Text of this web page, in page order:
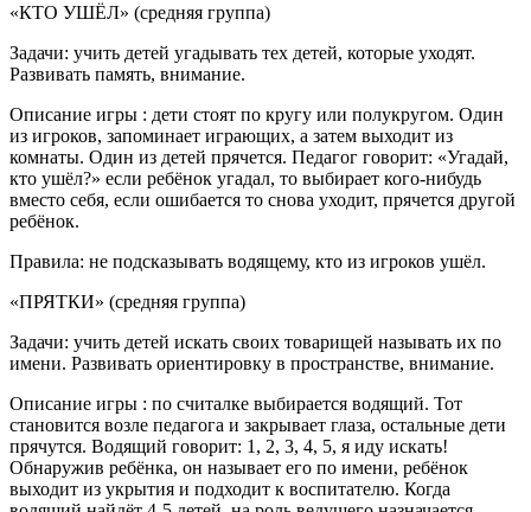
«КТО УШЁЛ» (средняя группа)
Задачи: учить детей угадывать тех детей, которые уходят.
Развивать память, внимание.
Описание игры : дети стоят по кругу или полукругом. Один
из игроков, запоминает играющих, а затем выходит из
комнаты. Один из детей прячется. Педагог говорит: «Угадай,
кто ушёл?» если ребёнок угадал, то выбирает кого-нибудь
вместо себя, если ошибается то снова уходит, прячется другой
ребёнок.
Правила: не подсказывать водящему, кто из игроков ушёл.
«ПРЯТКИ» (средняя группа)
Задачи: учить детей искать своих товарищей называть их по
имени. Развивать ориентировку в пространстве, внимание.
Описание игры : по считалке выбирается водящий. Тот
становится возле педагога и закрывает глаза, остальные дети
прячутся. Водящий говорит: 1, 2, 3, 4, 5, я иду искать!
Обнаружив ребёнка, он называет его по имени, ребёнок
выходит из укрытия и подходит к воспитателю. Когда